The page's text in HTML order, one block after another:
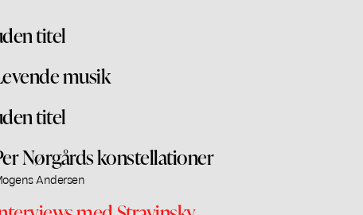
titel
musik
titel
Nørgårds konstellationer
Andersen